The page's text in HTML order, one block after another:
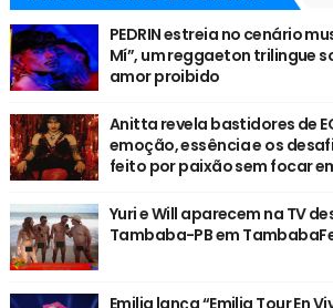
PEDRIN estreia no cenário
Mí”, um reggaeton trilingue
amor proibido
Anitta revela bastidores de
emoção, essência e os
feito por paixão sem focar
Yuri e Will aparecem na TV
Tambaba-PB em
Emilia lança “Emilia Tour En